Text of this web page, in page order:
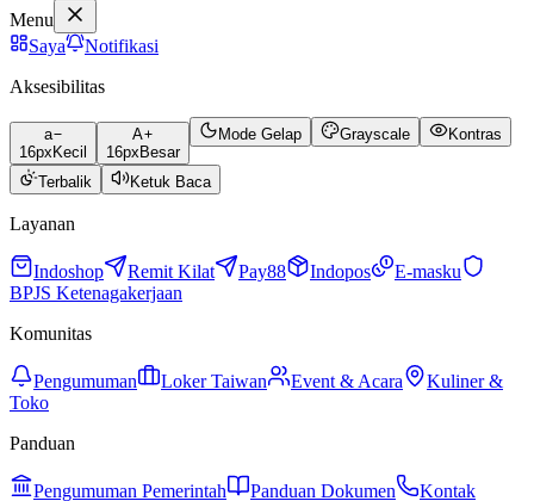
Menu
Saya
Notifikasi
Aksesibilitas
a
16px Kecil
A
16px Besar
Mode Gelap Grayscale Kontras
Terbalik Ketuk Baca
Layanan
Indoshop Remit Kilat Pay88 Indopos
E-masku
BPJS Ketenagakerjaan
Komunitas
Pengumuman Loker Taiwan Event & Acara
Kuliner &
Toko
Panduan
Pengumuman Pemerintah Panduan Dokumen Kontak